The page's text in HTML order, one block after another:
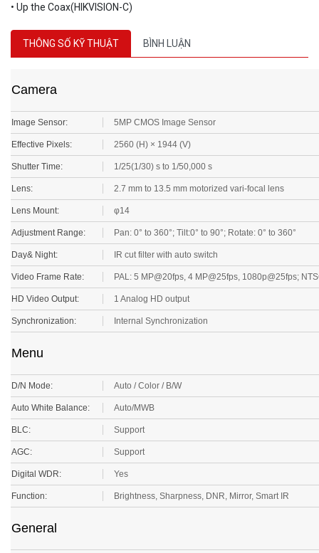
• Up the Coax(HIKVISION-C)
THÔNG SỐ KỸ THUẬT BÌNH LUẬN
Camera
Image Sensor: 5MP CMOS Image Sensor
Effective Pixels: 2560 (H) × 1944 (V)
Shutter Time: 1/25(1/30) s to 1/50,000 s
Lens: 2.7 mm to 13.5 mm motorized vari-focal lens
Lens Mount: φ14
Adjustment Range: Pan: 0° to 360°; Tilt:0° to 90°; Rotate: 0° to 360°
Day& Night: IR cut filter with auto switch
Video Frame Rate: PAL: 5 MP@20fps, 4 MP@25fps, 1080p@25fps;
HD Video Output: 1 Analog HD output
Synchronization: Internal Synchronization
Menu
D/N Mode: Auto / Color / B/W
Auto White Balance: Auto/MWB
BLC: Support
AGC: Support
Digital WDR: Yes
Function: Brightness, Sharpness, DNR, Mirror, Smart IR
General